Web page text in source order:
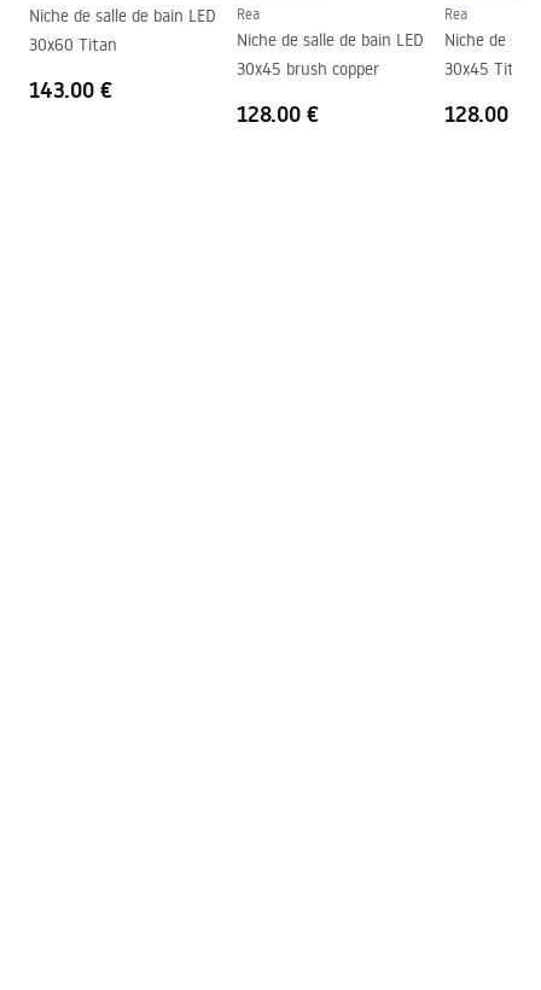
Niche de salle de bain LED
30x60 Titan
143.00 €
Rea
Niche de salle de bain LED
30x45 brush copper
128.00 €
Rea
Niche de
30x45 Titan
128.00 €